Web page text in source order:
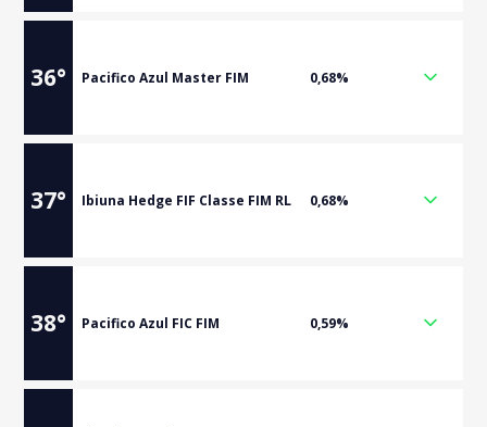
36° Pacifico Azul Master FIM 0,68%
37° Ibiuna Hedge FIF Classe FIM RL 0,68%
38° Pacifico Azul FIC FIM 0,59%